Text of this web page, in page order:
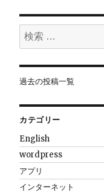
ョ
ン
検
索:
過去の投稿一覧
カテゴリー
English
wordpress
アプリ
インターネット